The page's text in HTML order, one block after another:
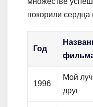
покорили сердца
Год
1996
Мой
друг